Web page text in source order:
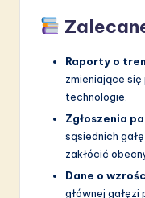
Raporty o
zmieniające
technologie.
Zgłoszenia
sąsiednich
zakłócić
Dane o
głównej